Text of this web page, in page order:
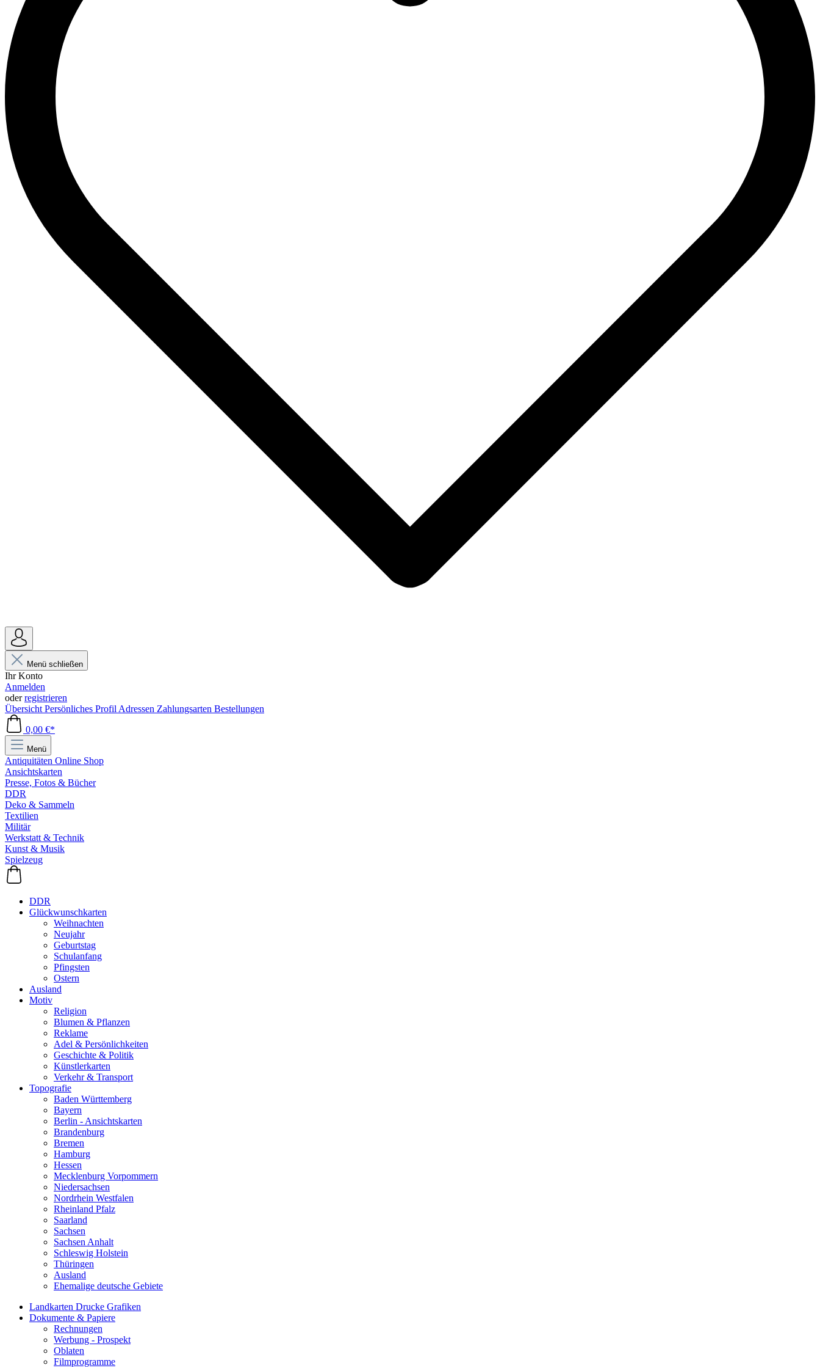
Menü schließen
Ihr Konto
Anmelden
oderregistrieren
Übersicht Persönliches Profil Adressen Zahlungsarten Bestellungen
0,00 €*
Menü
Antiquitäten Online Shop
Ansichtskarten
Presse, Fotos & Bücher
DDR
Deko & Sammeln
Textilien
Militär
Werkstatt & Technik
Kunst & Musik
Spielzeug
DDR
Glückwunschkarten
Weihnachten
Neujahr
Geburtstag
Schulanfang
Pfingsten
Ostern
Ausland
Motiv
Religion
Blumen & Pflanzen
Reklame
Adel & Persönlichkeiten
Geschichte & Politik
Künstlerkarten
Verkehr & Transport
Topografie
Baden Württemberg
Bayern
Berlin - Ansichtskarten
Brandenburg
Bremen
Hamburg
Hessen
Mecklenburg Vorpommern
Niedersachsen
Nordrhein Westfalen
Rheinland Pfalz
Saarland
Sachsen
Sachsen Anhalt
Schleswig Holstein
Thüringen
Ausland
Ehemalige deutsche Gebiete
Landkarten Drucke Grafiken
Dokumente & Papiere
Rechnungen
Werbung - Prospekt
Oblaten
Filmprogramme